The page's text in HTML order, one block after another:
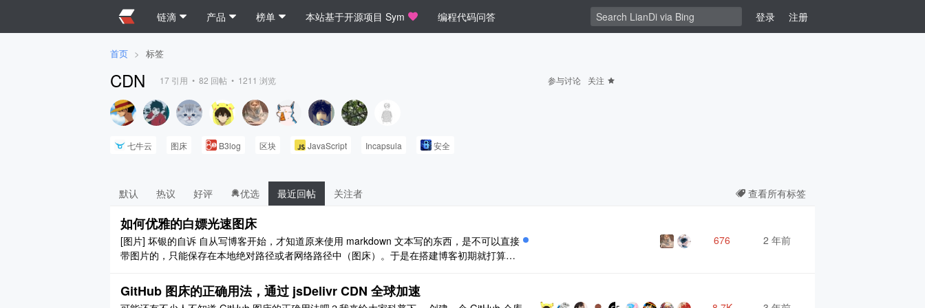
链滴 产品 榜单 本站基于开源项目 Sym 编程代码问答 登录 注册
首页 > 标签
CDN 17 引用 • 82 回帖 • 1211 浏览 参与讨论 关注
七牛云 图床 B3log 区块 JavaScript Incapsula 安全
默认 热议 好评 优选 最近回帖 关注者 查看所有标签
如何优雅的白嫖光速图床
[图片] 坏银的自诉 自从写博客开始，才知道原来使用 markdown 文本写的东西，是不可以直接
带图片的，只能保存在本地绝对路径或者网络路径中（图床）。于是在搭建博客初期就打算做
的。那么，怎样才可以搭建一个免费图床呢？这不由得让我想到了 ..
676 2 年前
GitHub 图床的正确用法，通过 jsDelivr CDN 全球加速